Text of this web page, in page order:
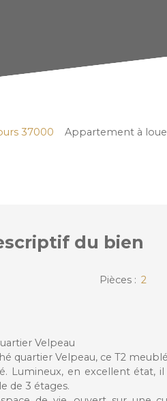
37000 Appartement à
du bien
Pièces : 2
Velpeau
quartier Velpeau, ce T2
Lumineux, en excellent état, il
de 3 étages.